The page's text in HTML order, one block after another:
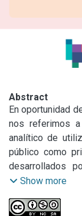
Abstract
En oportunidad
nos referimos
analítico de
público como
desarrollados
sistema CICBA.
edición,
Show more